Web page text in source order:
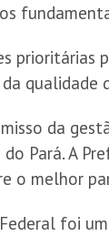
prioritárias
qualidade
da
Pará. A
o melhor
foi